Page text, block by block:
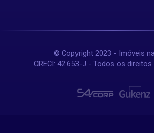
© Copyright 2023 - Imóveis
CRECI: 42.653-J - Todos os